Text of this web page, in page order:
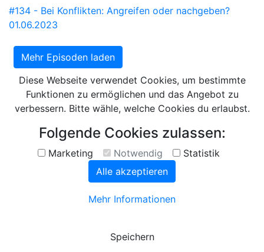
#134 - Bei Konflikten: Angreifen oder nachgeben?
01.06.2023
Mehr Episoden laden
Diese Webseite verwendet Cookies, um bestimmte
Funktionen zu ermöglichen und das Angebot zu
verbessern. Bitte wähle, welche Cookies du erlaubst.
Folgende Cookies zulassen:
Marketing Notwendig
Statistik
Alle akzeptieren
Mehr Informationen
Speichern